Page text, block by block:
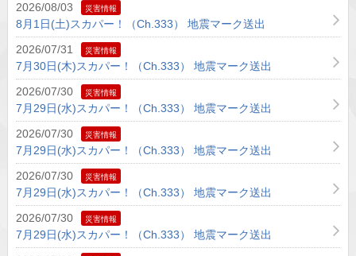
2026/08/03
災害情報
8月1日(土)スカパー！（Ch.333） 地震マーク送出
2026/07/31
災害情報
7月30日(木)スカパー！（Ch.333） 地震マーク送出
2026/07/30
災害情報
7月29日(水)スカパー！（Ch.333） 地震マーク送出
2026/07/30
災害情報
7月29日(水)スカパー！（Ch.333） 地震マーク送出
2026/07/30
災害情報
7月29日(水)スカパー！（Ch.333） 地震マーク送出
2026/07/30
災害情報
7月29日(水)スカパー！（Ch.333） 地震マーク送出